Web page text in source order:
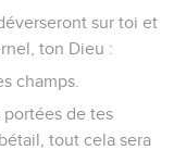
sur toi et
ton Dieu :
champs.
de tes
tout cela sera